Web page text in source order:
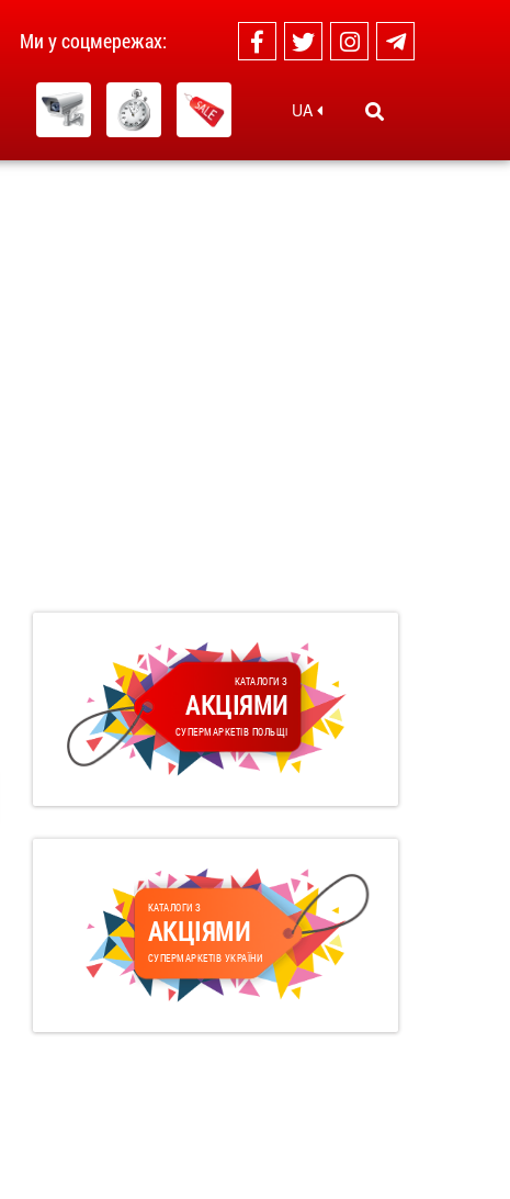
Ми у соцмережах:
UA
КАТАЛОГИ З
АКЦІЯМИ
СУПЕРМАРКЕТІВ ПОЛЬЩІ
КАТАЛОГИ З
АКЦІЯМИ
СУПЕРМАРКЕТІВ УКРАЇНИ